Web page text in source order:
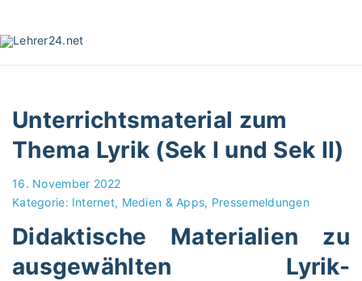
i
Unterrichtsmaterial zum
Thema Lyrik (Sek I und Sek II)
16. November 2022
Kategorie: Internet, Medien & Apps Pressemeldungen
Didaktische Materialien zu
ausgewählten Lyrik-